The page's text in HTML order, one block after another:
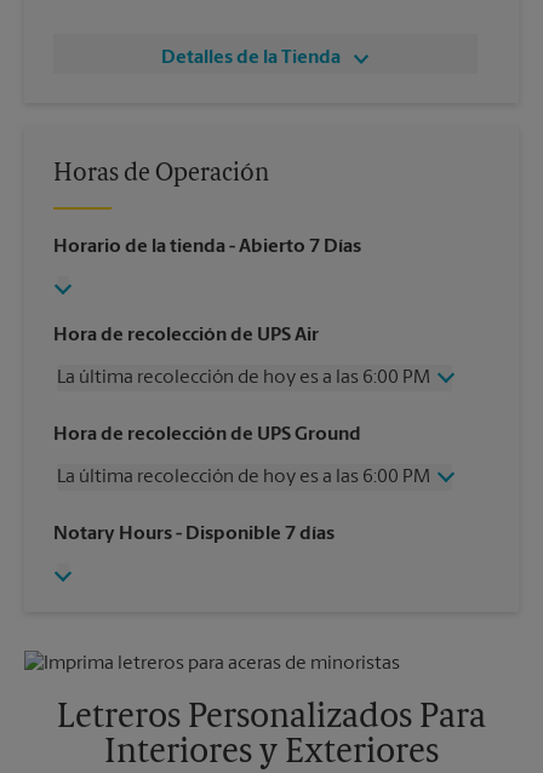
Detalles de la Tienda
Horas de Operación
Horario de la tienda - Abierto 7 Días
Hora de recolección de UPS Air
La última recolección de hoy es a las 6:00 PM
Miércoles
6:00 PM
Viernes
6:00 PM
Domingo
Sin Recolección
Hora de recolección de UPS Ground
La última recolección de hoy es a las 6:00 PM
Miércoles
6:00 PM
Viernes
Lunes
6:00 PM
Notary Hours- Disponible 7 días
Letreros Personalizados Para
Interiores y Exteriores